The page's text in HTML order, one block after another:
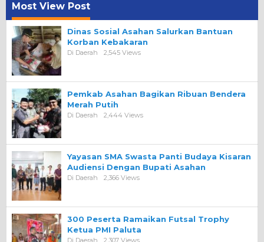
Most View Post
Dinas Sosial Asahan Salurkan Bantuan
Korban Kebakaran
Di Daerah 2,545 Views
Pemkab Asahan Bagikan Ribuan Bendera
Merah Putih
Di Daerah 2,444 Views
Yayasan SMA Swasta Panti Budaya Kisaran
Audiensi Dengan Bupati Asahan
Di Daerah 2,366 Views
300 Peserta Ramaikan Futsal Trophy
Ketua PMI Paluta